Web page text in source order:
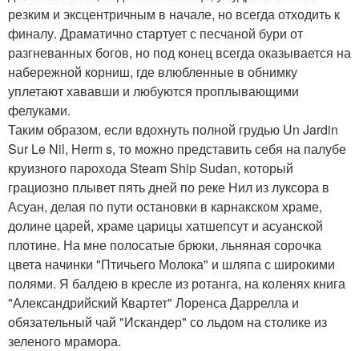
резким и эксцентричным в начале, но всегда отходить к
финалу. Драматично стартует с песчаной бури от
разгневанных богов, но под конец всегда оказывается на
набережной корниш, где влюбленные в обнимку
уплетают хававши и любуются проплывающими
фелуками.
Таким образом, если вдохнуть полной грудью Un Jardin
Sur Le Nil, Herm s, то можно представить себя на палубе
круизного парохода Steam Ship Sudan, который
грациозно плывет пять дней по реке Нил из луксора в
Асуан, делая по пути остановки в карнакском храме,
долине царей, храме царицы хатшепсут и асуанской
плотине. На мне полосатые брюки, льняная сорочка
цвета начинки "Птичьего Молока" и шляпа с широкими
полями. Я балдею в кресле из ротанга, на коленях книга
"Александрийский Квартет" Лоренса Даррелла и
обязательный чай "Искандер" со льдом на столике из
зеленого мрамора.